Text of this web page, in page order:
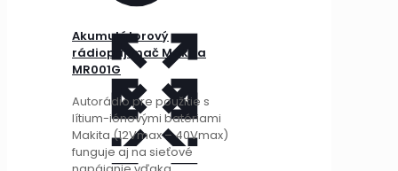
Akumulátorový
rádioprijímač Makita
MR001G
Autorádio pre použitie s
lítium-iónovými batériami
Makita (12Vmax – 40Vmax)
funguje aj na sieťové